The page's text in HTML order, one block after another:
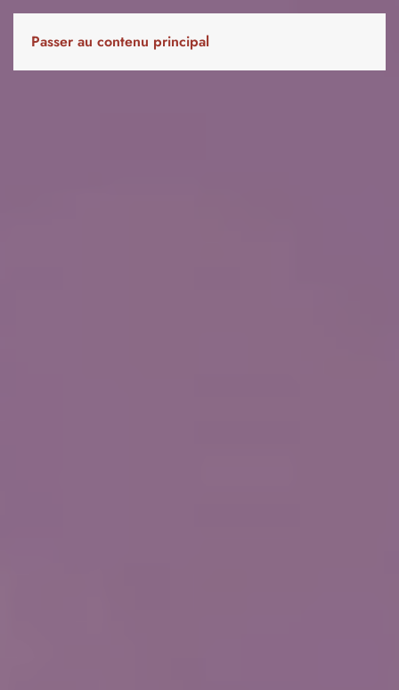
Passer au contenu principal